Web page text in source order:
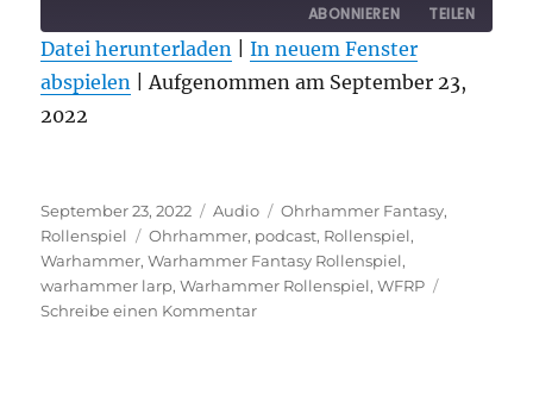
ABONNIEREN TEILEN
RSS FEED
TEILEN
LINK
Datei herunterladen |In neuem Fenster
abspielen |Aufgenommen am September 23,
2022
Veröffentlicht
am
September 23, 2022 Format
Audio Kategorien
Ohrhammer Fantasy,
Rollenspiel
Schlagwörter
Ohrhammer, podcast, Rollenspiel,
Warhammer,Warhammer Fantasy Rollenspiel,
warhammer larp,Warhammer Rollenspiel,WFRP
Schreibe einen Kommentarzu